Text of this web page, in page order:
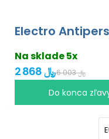
Electro
Na sklade 5x
2 868 ﷼ 6 003 ﷼
Do konca